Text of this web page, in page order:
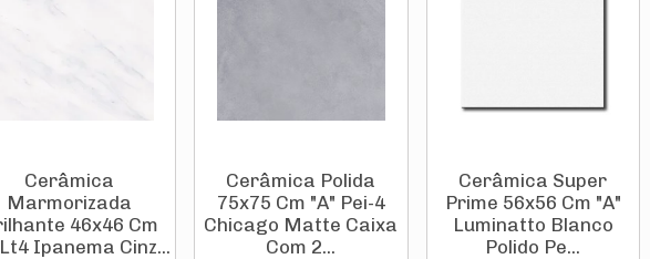
Cerâmica
Marmorizada
46x46 Cm
Ipanema Cinz...
Cerâmica Polida
75x75 Cm "A" Pei-4
Chicago Matte Caixa
Com 2...
Cerâmica Super
Prime 56x56 Cm "A"
Luminatto Blanco
Polido Pe...